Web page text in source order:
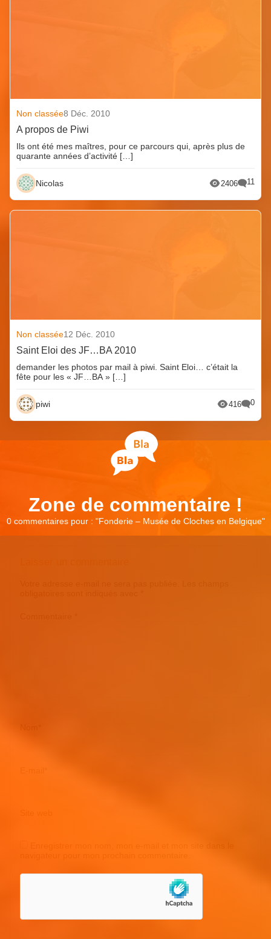
Non classée8 Déc. 2010
A propos de Piwi
Ils ont été mes maîtres, pour ce parcours qui, après plus de
quarante années d’activité […]
Nicolas 2406 11
Non classée12 Déc. 2010
Saint Eloi des JF…BA 2010
demander les photos par mail à piwi. Saint Eloi… c’était la
fête pour les « JF…BA » […]
piwi 416 0
Zone de commentaire !
0 commentaires pour : "Fonderie – Musée de Cloches en Belgique"